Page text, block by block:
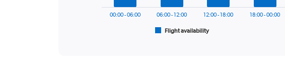
Flight availability
00:00 - 06:00 06:00 - 12:00 12:00 - 18:00 18:00 - 00:00